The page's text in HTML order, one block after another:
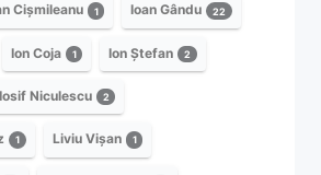
Cișmileanu 1 Ioan Gându 22
Ion Coja 1 Ion Ștefan 2
Iosif Niculescu 2
1 Liviu Vișan 1